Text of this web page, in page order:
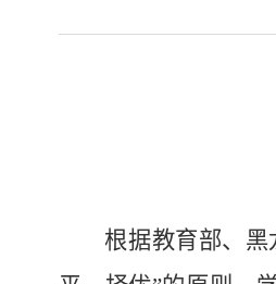
根据教育部、